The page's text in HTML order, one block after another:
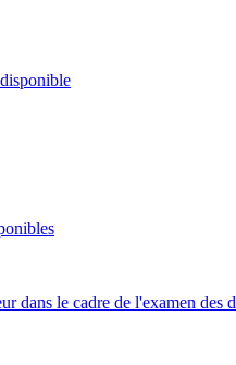
dans le cadre de l'examen